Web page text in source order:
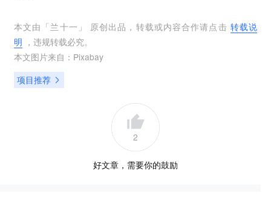
本文由「 兰十一 」 原创出品，转载或内容合作请点击 转载说
明 ，违规转载必究。
本文图片来自： Pixabay
项目推荐
2
好文章，需要你的鼓励